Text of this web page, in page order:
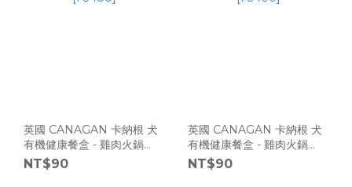
斤
(2)
6
英國 CANAGAN 卡納根 犬
有機健康餐盒 - 雞肉火鍋
100g [F3400]
NT$90
英國 CANAGAN 卡納根 犬
有機健康餐盒 - 雞肉火鍋
100g [F3400]
NT$90